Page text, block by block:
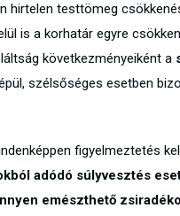
hirtelen testtömeg
is a korhatár egyre
következményeiként a
szélsőséges esetben
figyelmeztetés
adódó súlyvesztés
emészthető